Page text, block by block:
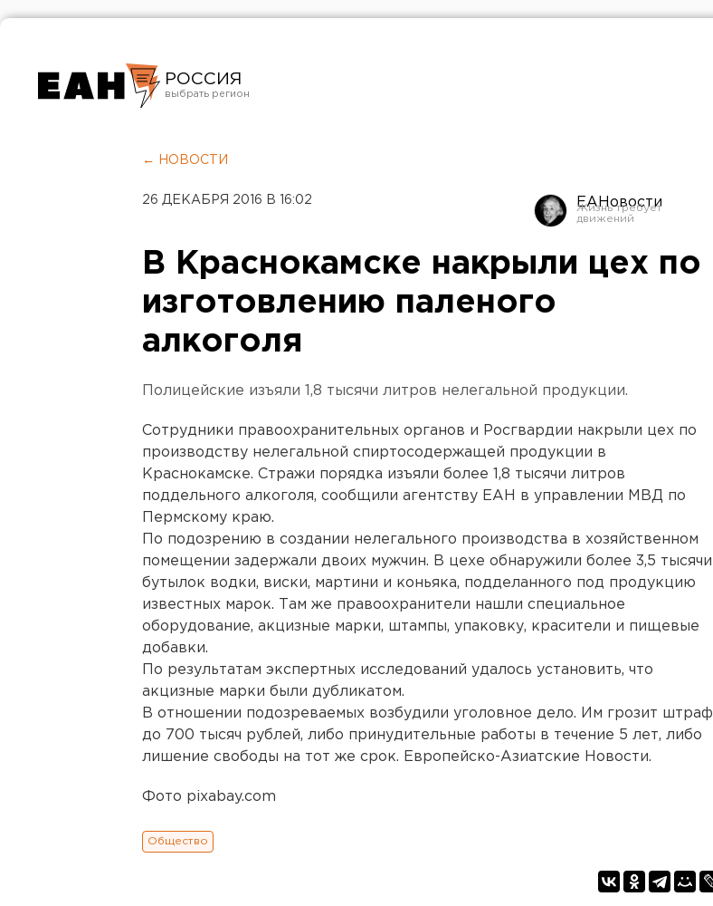
РОССИЯ
Челябинск
← НОВОСТИ
26 ДЕКАБРЯ 2016 В 16:02 ЕАНовости
В Краснокамске накрыли цех по
изготовлению паленого
алкоголя
Полицейские изъяли 1,8 тысячи литров нелегальной продукции.
Сотрудники правоохранительных органов и Росгвардии накрыли цех по
производству нелегальной спиртосодержащей продукции в
Краснокамске. Стражи порядка изъяли более 1,8 тысячи литров
поддельного алкоголя, сообщили агентству ЕАН в управлении МВД по
Пермскому краю.
По подозрению в создании нелегального производства в хозяйственном
помещении задержали двоих мужчин. В цехе обнаружили более 3,5 тысячи
бутылок водки, виски, мартини и коньяка, подделанного под продукцию
известных марок. Там же правоохранители нашли специальное
оборудование, акцизные марки, штампы, упаковку, красители и пищевые
добавки.
По результатам экспертных исследований удалось установить, что
акцизные марки были дубликатом.
В отношении подозреваемых возбудили уголовное дело. Им грозит штраф
до 700 тысяч рублей, либо принудительные работы в течение 5 лет, либо
лишение свободы на тот же срок. Европейско-Азиатские Новости.
Фото pixabay.com
Общество